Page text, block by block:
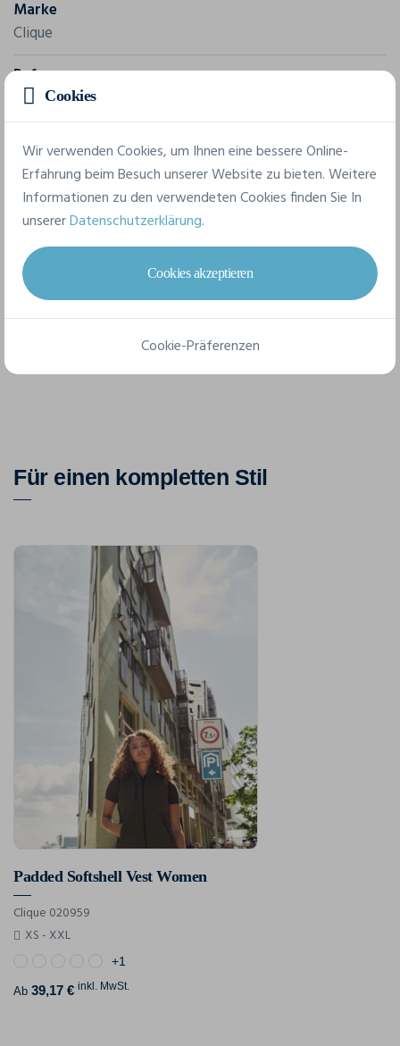
Marke
Clique
Referenz
0200916
Komposition
96% recyceltes Polyester, 4% Elastan
7 verfügbare Größen
36/S
Für einen kompletten Stil
Padded Softshell Vest Women
Clique 020959
XS - XXL
+1
Ab 39,17 € inkl. MwSt.
Cookies
Wir verwenden Cookies, um Ihnen eine bessere Online-
Erfahrung beim Besuch unserer Website zu bieten. Weitere
Informationen zu den verwendeten Cookies finden Sie In
unsererDatenschutzerklärung.
Cookies akzeptieren
Cookie-Präferenzen